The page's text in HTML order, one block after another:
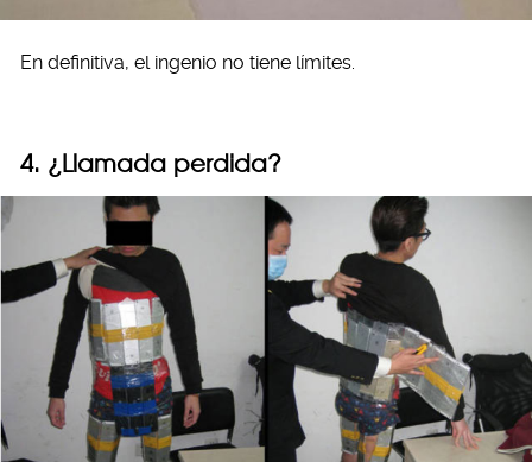
En definitiva, el ingenio no tiene límites.
4. ¿Llamada perdida?